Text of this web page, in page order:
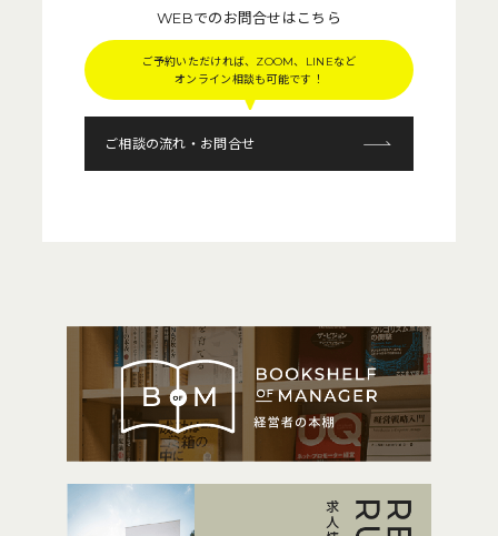
WEBでのお問合せはこちら
ご予約いただければ、ZOOM、LINEなど
オンライン相談も可能です！
ご相談の流れ・お問合せ